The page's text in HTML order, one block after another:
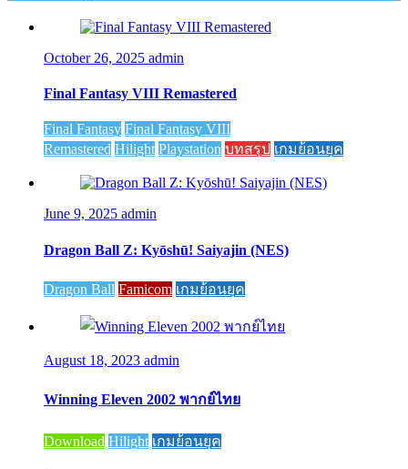
October 26, 2025 admin
Final Fantasy VIII Remastered
Final Fantasy Final Fantasy VIII
Remastered Hilight Playstation บทสรุป เกมย้อนยุค
June 9, 2025 admin
Dragon Ball Z: Kyōshū! Saiyajin (NES)
Dragon Ball Famicom เกมย้อนยุค
August 18, 2023 admin
Winning Eleven 2002 พากย์ไทย
Download Hilight เกมย้อนยุค